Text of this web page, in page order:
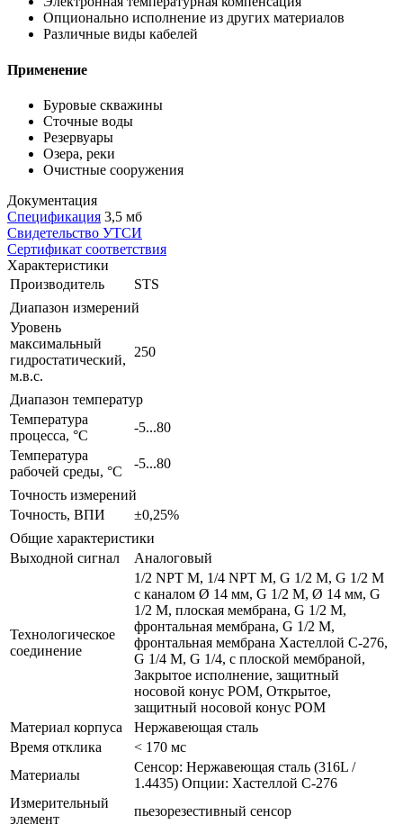
Опционально исполнение из других материалов
Различные виды кабелей
Применение
Буровые скважины
Сточные воды
Резервуары
Озера, реки
Очистные сооружения
Документация
Спецификация 3,5 мб
Свидетельство УТСИ
Сертификат соответствия
Характеристики
Производитель
STS
Диапазон измерений
Уровень
максимальный
гидростатический,
м.в.с.
250
Диапазон температур
Температура
процесса, °С
-5...80
Температура
рабочей среды, °С
-5...80
Точность измерений
Точность, ВПИ
±0,25%
Общие характеристики
Выходной сигнал
Аналоговый
Технологическое
соединение
1/2 NPT M, 1/4 NPT M, G 1/2 M, G 1/2 M
с каналом Ø 14 мм, G 1/2 M, Ø 14 мм, G
1/2 M, плоская мембрана, G 1/2 M,
фронтальная мембрана, G 1/2 M,
фронтальная мембрана Хастеллой C-276,
G 1/4 M, G 1/4, с плоской мембраной,
Закрытое исполнение, защитный
носовой конус POM, Открытое,
защитный носовой конус POM
Материал корпуса
Нержавеющая сталь
Время отклика
< 170 мс
Материалы
Сенсор: Нержавеющая сталь (316L /
1.4435) Опции: Хастеллой C-276
Измерительный
элемент
пьезорезестивный сенсор